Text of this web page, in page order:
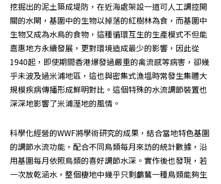
挖掘出的泥土築成堤防，在近海處架設一道可人工調控開
關的水閘，基圍中的生物以掉落的紅樹林為食，而基圍中
生物又成為水鳥的食物，這種循環互生的生產模式不但能
嘉惠地方永續發展，更對環境造成最少的影響，因此從
1940起，即使期間香港爆發過嚴重的禽流感等病害，卻幾
乎未波及過米浦地區，這也與密集式漁塭時常發生集體大
規模疾病傳播形成鮮明對比。這個特殊的水流調節裝置也
深深地影響了米浦溼地的風情。
科學化經營的WWF將學術研究的成果，結合當地特色基圍
的調節水流功能，配合不同鳥類每月來訪的統計數據，沿
用基圍每月依照鳥類的喜好調節水深。實作後也發現，若
一次放乾涵水，整個棲地中幾乎只剩鸕鶿一種鳥類能夠生